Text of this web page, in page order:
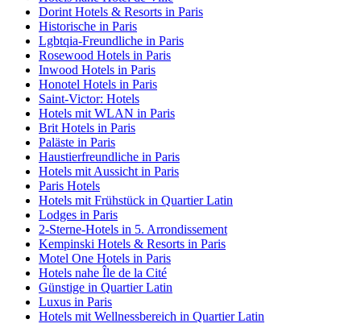
Dorint Hotels & Resorts in Paris
Historische in Paris
Lgbtqia-Freundliche in Paris
Rosewood Hotels in Paris
Inwood Hotels in Paris
Honotel Hotels in Paris
Saint-Victor: Hotels
Hotels mit WLAN in Paris
Brit Hotels in Paris
Paläste in Paris
Haustierfreundliche in Paris
Hotels mit Aussicht in Paris
Paris Hotels
Hotels mit Frühstück in Quartier Latin
Lodges in Paris
2-Sterne-Hotels in 5. Arrondissement
Kempinski Hotels & Resorts in Paris
Motel One Hotels in Paris
Hotels nahe Île de la Cité
Günstige in Quartier Latin
Luxus in Paris
Hotels mit Wellnessbereich in Quartier Latin